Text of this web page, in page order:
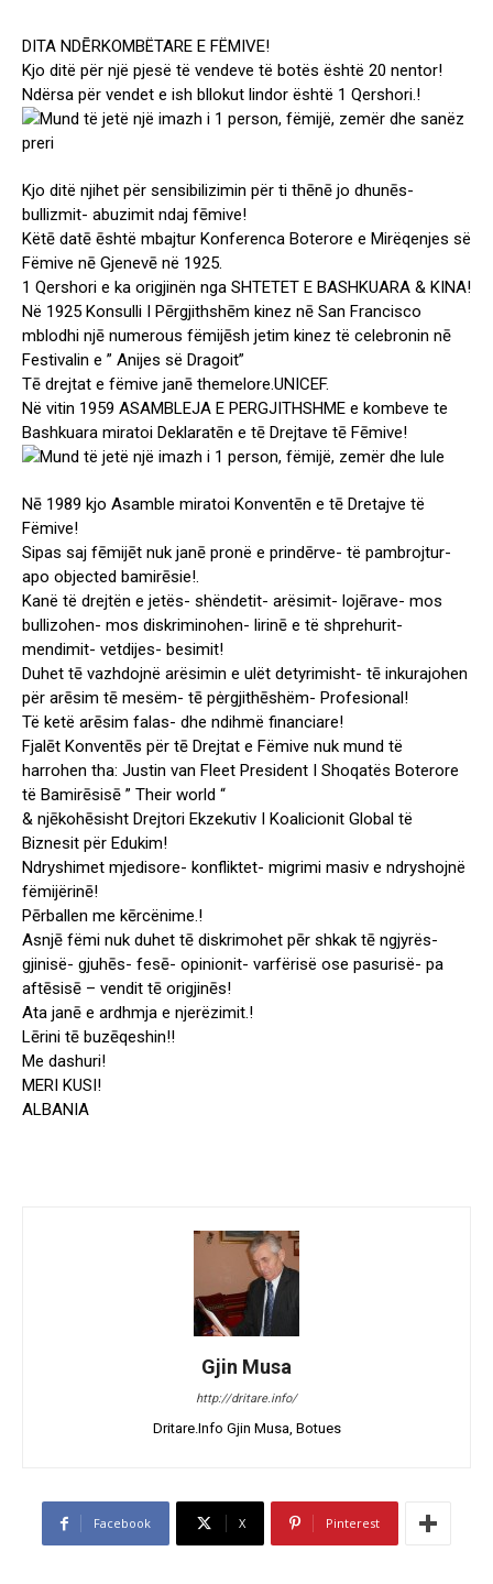
DITA NDĒRKOMBËTARE E FËMIVE!
Kjo ditë për një pjesë të vendeve të botës është 20 nentor!
Ndërsa për vendet e ish bllokut lindor është 1 Qershori.!
Kjo ditë njihet për sensibilizimin për ti thēnē jo dhunēs-
bullizmit- abuzimit ndaj fēmive!
Këtē datē ēshtë mbajtur Konferenca Boterore e Mirëqenjes së
Fëmive nē Gjenevē në 1925.
1 Qershori e ka origjinën nga SHTETET E BASHKUARA & KINA!
Në 1925 Konsulli I Pērgjithshēm kinez nē San Francisco
mblodhi njē numerous fëmijēsh jetim kinez të celebronin nē
Festivalin e ” Anijes së Dragoit”
Tē drejtat e fëmive janē themelore.UNICEF.
Në vitin 1959 ASAMBLEJA E PERGJITHSHME e kombeve te
Bashkuara miratoi Deklaratēn e tē Drejtave tē Fēmive!
Nē 1989 kjo Asamble miratoi Konventēn e tē Dretajve të
Fëmive!
Sipas saj fēmijēt nuk janē pronë e prindērve- të pambrojtur-
apo objected bamirēsie!.
Kanë të drejtën e jetës- shëndetit- arësimit- lojērave- mos
bullizohen- mos diskriminohen- lirinē e të shprehurit-
mendimit- vetdijes- besimit!
Duhet tē vazhdojnë arësimin e ulët detyrimisht- tē inkurajohen
për arēsim tē mesëm- tē pėrgjithēshëm- Profesional!
Të ketë arēsim falas- dhe ndihmë financiare!
Fjalēt Konventēs për tē Drejtat e Fëmive nuk mund të
harrohen tha: Justin van Fleet President I Shoqatës Boterore
të Bamirēsisē ” Their world “
& njēkohēsisht Drejtori Ekzekutiv I Koalicionit Global të
Biznesit për Edukim!
Ndryshimet mjedisore- konfliktet- migrimi masiv e ndryshojnë
fëmijërinē!
Pērballen me kērcënime.!
Asnjē fëmi nuk duhet tē diskrimohet pēr shkak tē ngjyrës-
gjinisë- gjuhēs- fesē- opinionit- varfërisë ose pasurisë- pa
aftēsisē – vendit tē origjinēs!
Ata janē e ardhmja e njerëzimit.!
Lērini tē buzēqeshin!!
Me dashuri!
MERI KUSI!
ALBANIA
Gjin Musa
http://dritare.info/
Dritare.Info Gjin Musa, Botues
Facebook X Pinterest